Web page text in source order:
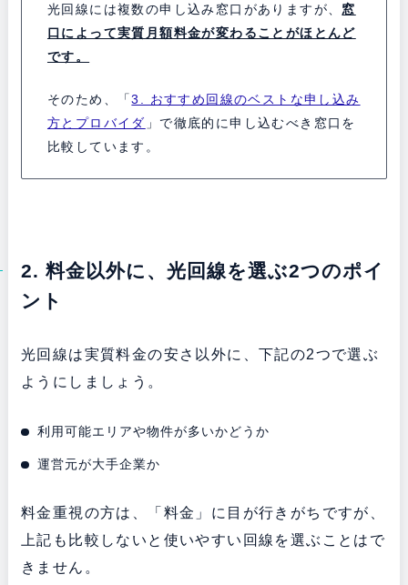
光回線には複数の申し込み窓口がありますが、 窓
口によって実質月額料金が変わることがほとんど
です。
そのため、「3. おすすめ回線のベストな申し込み
方とプロバイダ 」で徹底的に申し込むべき窓口を
比較しています。
2. 料金以外に、光回線を選ぶ2つのポイ
ント
光回線は実質料金の安さ以外に、下記の2つで選ぶ
ようにしましょう。
利用可能エリアや物件が多いかどうか
運営元が大手企業か
料金重視の方は、「料金」に目が行きがちですが、
上記も比較しないと使いやすい回線を選ぶことはで
きません。